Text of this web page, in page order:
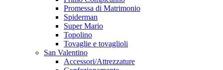
Promessa di Matrimonio
Spiderman
Super Mario
Topolino
Tovaglie e tovaglioli
San Valentino
Accessori/Attrezzature